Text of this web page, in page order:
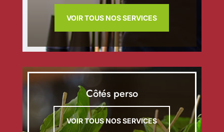
VOIR TOUS NOS SERVICES
Côtés perso
VOIR TOUS NOS SERVICES